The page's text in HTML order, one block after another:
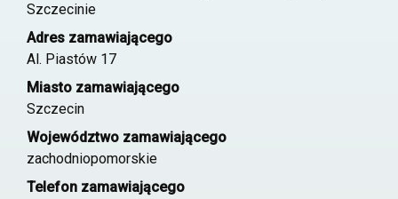
Szczecinie
Adres zamawiającego
Al. Piastów 17
Miasto zamawiającego
Szczecin
Województwo zamawiającego
zachodniopomorskie
Telefon zamawiającego